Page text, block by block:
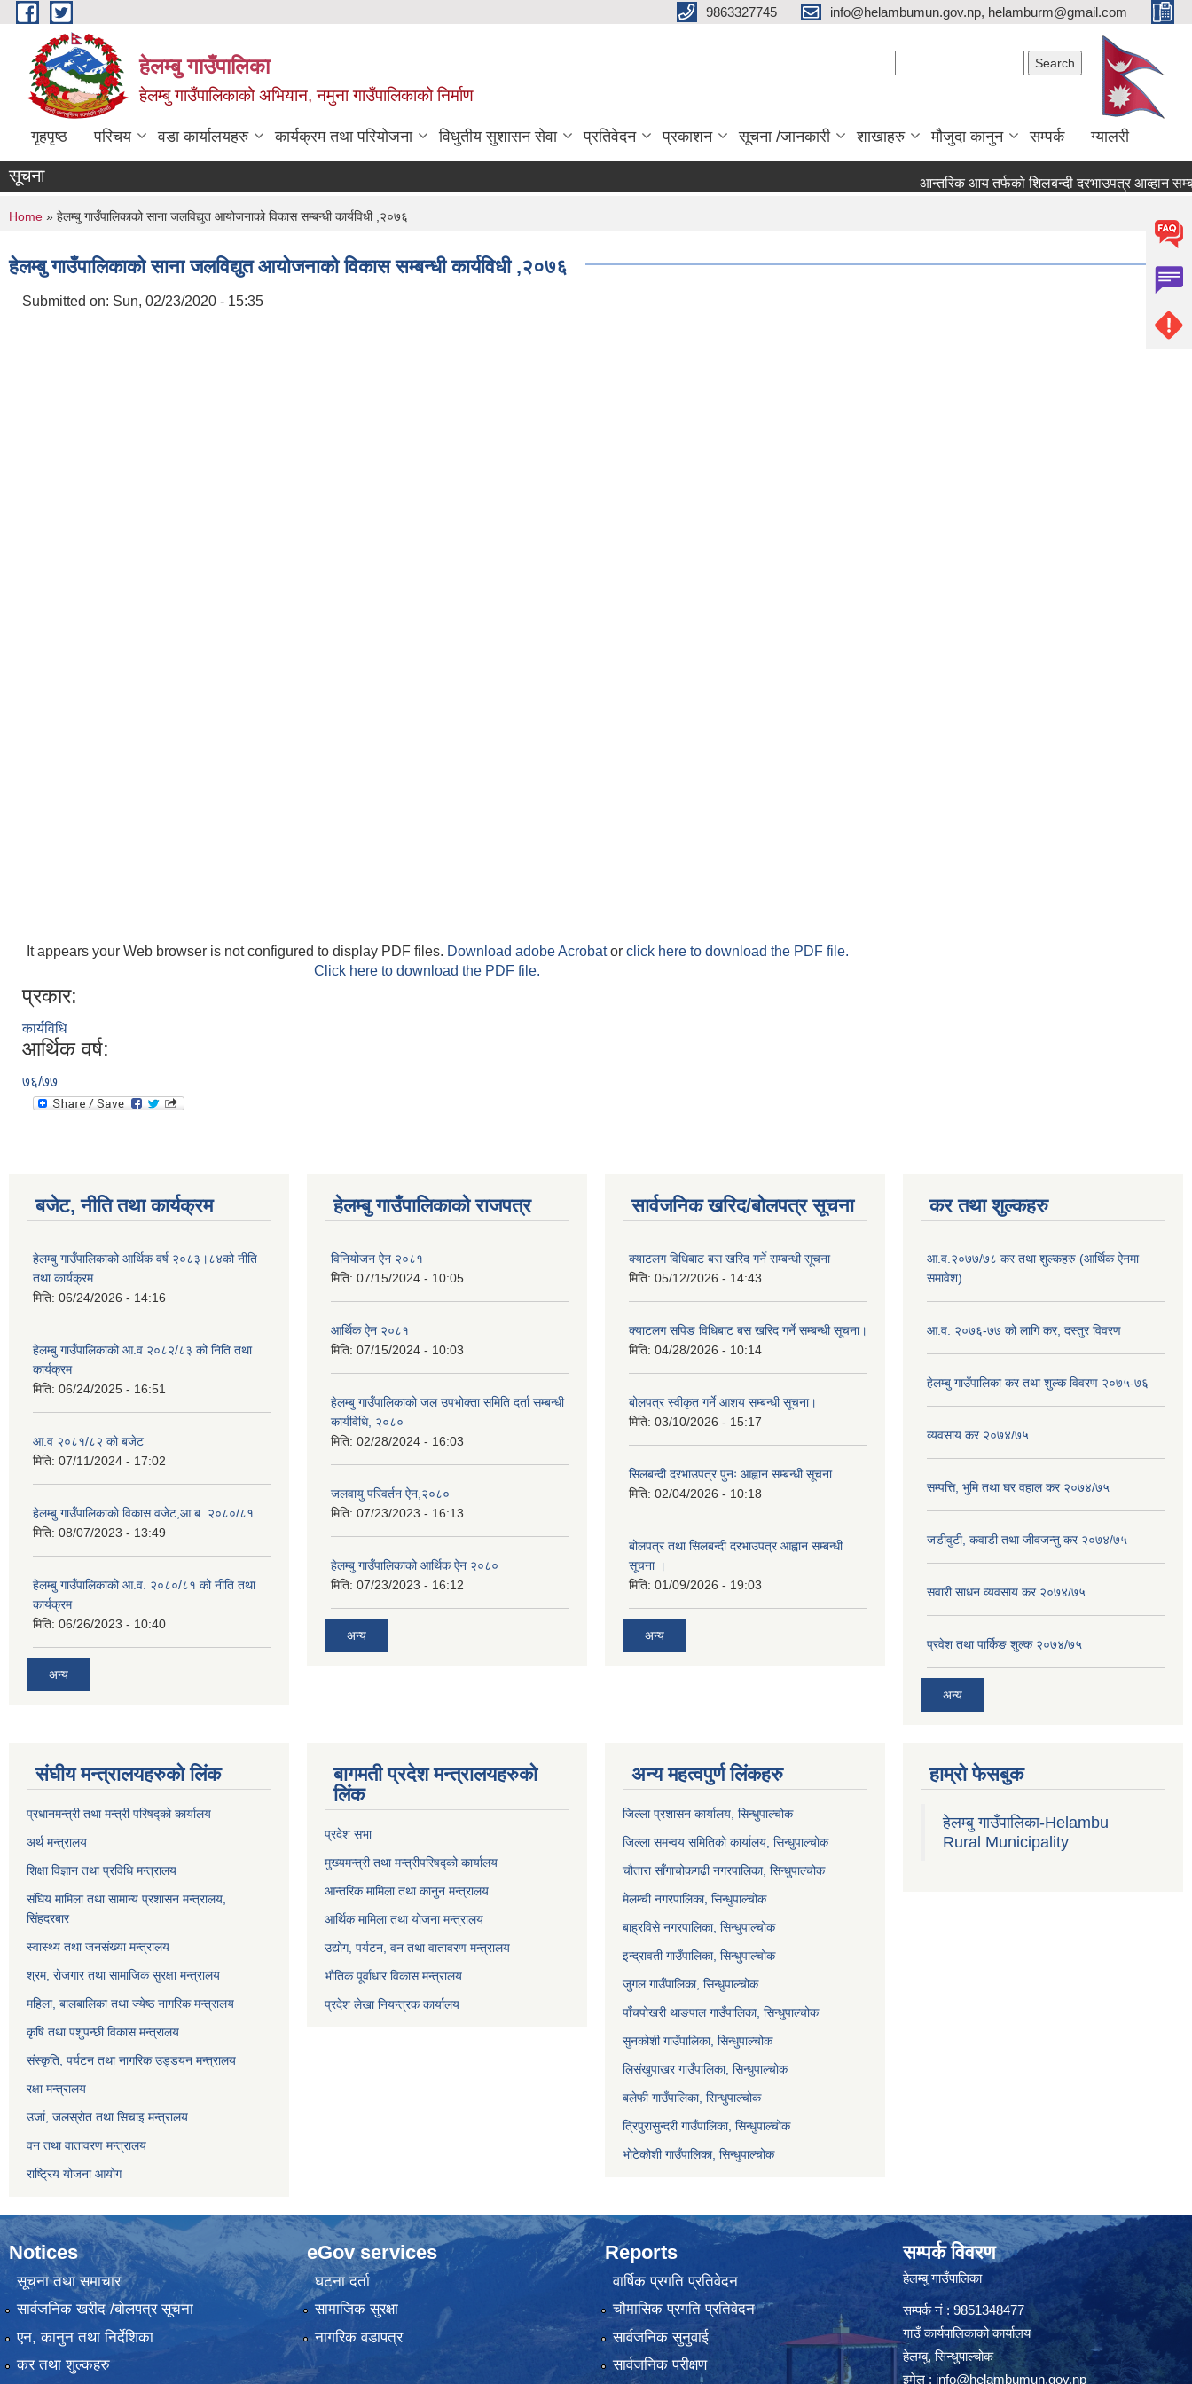
Skip to main content 9863327745 info@helambumun.gov.np, helamburm@gmail.com
हेलम्बु गाउँपालिका
हेलम्बु गाउँपालिकाको अभियान, नमुना गाउँपालिकाको निर्माण
गृहपृष्ठ परिचय वडा कार्यालयहरु कार्यक्रम तथा परियोजना विधुतीय सुशासन सेवा प्रतिवेदन प्रकाशन सूचना /जानकारी शाखाहरु मौजुदा कानुन सम्पर्क ग्यालरी
सूचना आन्तरिक आय तर्फको शिलबन्दी दरभाउपत्र आव्हान सम्बन्धी
You are here
Home » हेलम्बु गाउँपालिकाको साना जलविद्युत आयोजनाको विकास सम्बन्धी कार्यविधी ,२०७६
हेलम्बु गाउँपालिकाको साना जलविद्युत आयोजनाको विकास सम्बन्धी कार्यविधी ,२०७६
Submitted on: Sun, 02/23/2020 - 15:35
It appears your Web browser is not configured to display PDF files. Download adobe Acrobator click here to download the PDF file.
Click here to download the PDF file.
प्रकार:
कार्यविधि
आर्थिक वर्ष:
७६/७७
बजेट, नीति तथा कार्यक्रम
हेलम्बु गाउँपालिकाको आर्थिक वर्ष २०८३।८४को नीति
तथा कार्यक्रम
मिति: 06/24/2026 - 14:16
हेलम्बु गाउँपालिकाको आ.व २०८२/८३ को निति तथा
कार्यक्रम
मिति: 06/24/2025 - 16:51
आ.व २०८१/८२ को बजेट
मिति: 07/11/2024 - 17:02
हेलम्बु गाउँपालिकाको विकास वजेट,आ.ब. २०८०/८१
मिति: 08/07/2023 - 13:49
हेलम्बु गाउँपालिकाको आ.व. २०८०/८१ को नीति तथा
कार्यक्रम
मिति: 06/26/2023 - 10:40
अन्य
हेलम्बु गाउँपालिकाको राजपत्र
विनियोजन ऐन २०८१
मिति: 07/15/2024 - 10:05
आर्थिक ऐन २०८१
मिति: 07/15/2024 - 10:03
हेलम्बु गाउँपालिकाको जल उपभोक्ता समिति दर्ता सम्बन्धी
कार्यविधि, २०८०
मिति: 02/28/2024 - 16:03
जलवायु परिवर्तन ऐन,२०८०
मिति: 07/23/2023 - 16:13
हेलम्बु गाउँपालिकाको आर्थिक ऐन २०८०
मिति: 07/23/2023 - 16:12
अन्य
सार्वजनिक खरिद/बोलपत्र सूचना
क्याटलग विधिबाट बस खरिद गर्ने सम्बन्धी सूचना
मिति: 05/12/2026 - 14:43
क्याटलग सपिङ विधिबाट बस खरिद गर्ने सम्बन्धी सूचना।
मिति: 04/28/2026 - 10:14
बोलपत्र स्वीकृत गर्ने आशय सम्बन्धी सूचना।
मिति: 03/10/2026 - 15:17
सिलबन्दी दरभाउपत्र पुनः आह्वान सम्बन्धी सूचना
मिति: 02/04/2026 - 10:18
बोलपत्र तथा सिलबन्दी दरभाउपत्र आह्वान सम्बन्धी
सूचना ।
मिति: 01/09/2026 - 19:03
अन्य
कर तथा शुल्कहरु
आ.व.२०७७/७८ कर तथा शुल्कहरु (आर्थिक ऐनमा
समावेश)
आ.व. २०७६-७७ को लागि कर, दस्तुर विवरण
हेलम्बु गाउँपालिका कर तथा शुल्क विवरण २०७५-७६
व्यवसाय कर २०७४/७५
सम्पत्ति, भुमि तथा घर वहाल कर २०७४/७५
जडीवुटी, कवाडी तथा जीवजन्तु कर २०७४/७५
सवारी साधन व्यवसाय कर २०७४/७५
प्रवेश तथा पार्किङ शुल्क २०७४/७५
अन्य
संघीय मन्त्रालयहरुको लिंक
प्रधानमन्त्री तथा मन्त्री परिषद्को कार्यालय
अर्थ मन्त्रालय
शिक्षा विज्ञान तथा प्रविधि मन्त्रालय
संघिय मामिला तथा सामान्य प्रशासन मन्त्रालय,
सिंहदरबार
स्वास्थ्य तथा जनसंख्या मन्त्रालय
श्रम, रोजगार तथा सामाजिक सुरक्षा मन्त्रालय
महिला, बालबालिका तथा ज्येष्ठ नागरिक मन्त्रालय
कृषि तथा पशुपन्छी विकास मन्त्रालय
संस्कृति, पर्यटन तथा नागरिक उड्डयन मन्त्रालय
रक्षा मन्त्रालय
उर्जा, जलस्रोत तथा सिचाइ मन्त्रालय
वन तथा वातावरण मन्त्रालय
राष्ट्रिय योजना आयोग
बागमती प्रदेश मन्त्रालयहरुको
लिंक
प्रदेश सभा
मुख्यमन्त्री तथा मन्त्रीपरिषद्को कार्यालय
आन्तरिक मामिला तथा कानुन मन्त्रालय
आर्थिक मामिला तथा योजना मन्त्रालय
उद्योग, पर्यटन, वन तथा वातावरण मन्त्रालय
भौतिक पूर्वाधार विकास मन्त्रालय
प्रदेश लेखा नियन्त्रक कार्यालय
अन्य महत्वपुर्ण लिंकहरु
जिल्ला प्रशासन कार्यालय, सिन्धुपाल्चोक
जिल्ला समन्वय समितिको कार्यालय, सिन्धुपाल्चोक
चौतारा साँगाचोकगढी नगरपालिका, सिन्धुपाल्चोक
मेलम्ची नगरपालिका, सिन्धुपाल्चोक
बाह्रविसे नगरपालिका, सिन्धुपाल्चोक
इन्द्रावती गाउँपालिका, सिन्धुपाल्चोक
जुगल गाउँपालिका, सिन्धुपाल्चोक
पाँचपोखरी थाङपाल गाउँपालिका, सिन्धुपाल्चोक
सुनकोशी गाउँपालिका, सिन्धुपाल्चोक
लिसंखुपाखर गाउँपालिका, सिन्धुपाल्चोक
बलेफी गाउँपालिका, सिन्धुपाल्चोक
त्रिपुरासुन्दरी गाउँपालिका, सिन्धुपाल्चोक
भोटेकोशी गाउँपालिका, सिन्धुपाल्चोक
हाम्रो फेसबुक
हेलम्बु गाउँपालिका-Helambu
Rural Municipality
Notices
सूचना तथा समाचार
सार्वजनिक खरीद /बोलपत्र सूचना
एन, कानुन तथा निर्देशिका
कर तथा शुल्कहरु
eGov services
घटना दर्ता
सामाजिक सुरक्षा
नागरिक वडापत्र
Reports
वार्षिक प्रगति प्रतिवेदन
चौमासिक प्रगति प्रतिवेदन
सार्वजनिक सुनुवाई
सार्वजनिक परीक्षण
सम्पर्क विवरण
हेलम्बु गाउँपालिका
सम्पर्क नं : 9851348477
गाउँ कार्यपालिकाको कार्यालय
हेलम्बु, सिन्धुपाल्चोक
इमेल : info@helambumun.gov.np